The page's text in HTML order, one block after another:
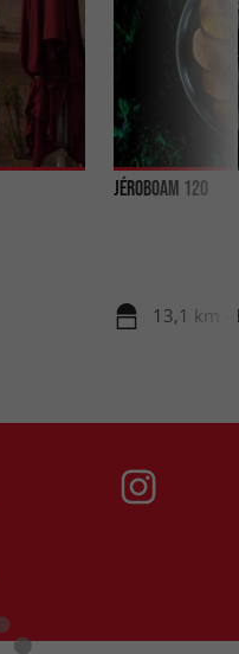
Jéroboam 120
13,1 km -